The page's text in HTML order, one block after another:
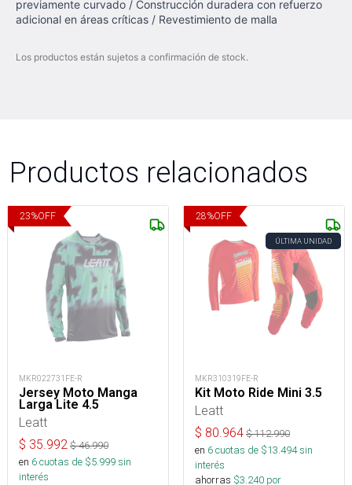
previamente curvado / Construcción duradera con refuerzo
adicional en áreas críticas / Revestimiento de malla
Los productos están sujetos a confirmación de stock.
Productos relacionados
23%OFF
MKR022731FE-R
Jersey Moto Manga
Larga Lite 4.5
Leatt
$ 35.992 $46.990
en 6cuotas de $5.999sin
interés
28%OFF
ÚLTIMA UNIDAD
MKR310319FE-R
Kit Moto Ride Mini 3.5
Leatt
$ 80.964 $112.990
en 6cuotas de $13.494sin
interés
ahorras $3.240 por